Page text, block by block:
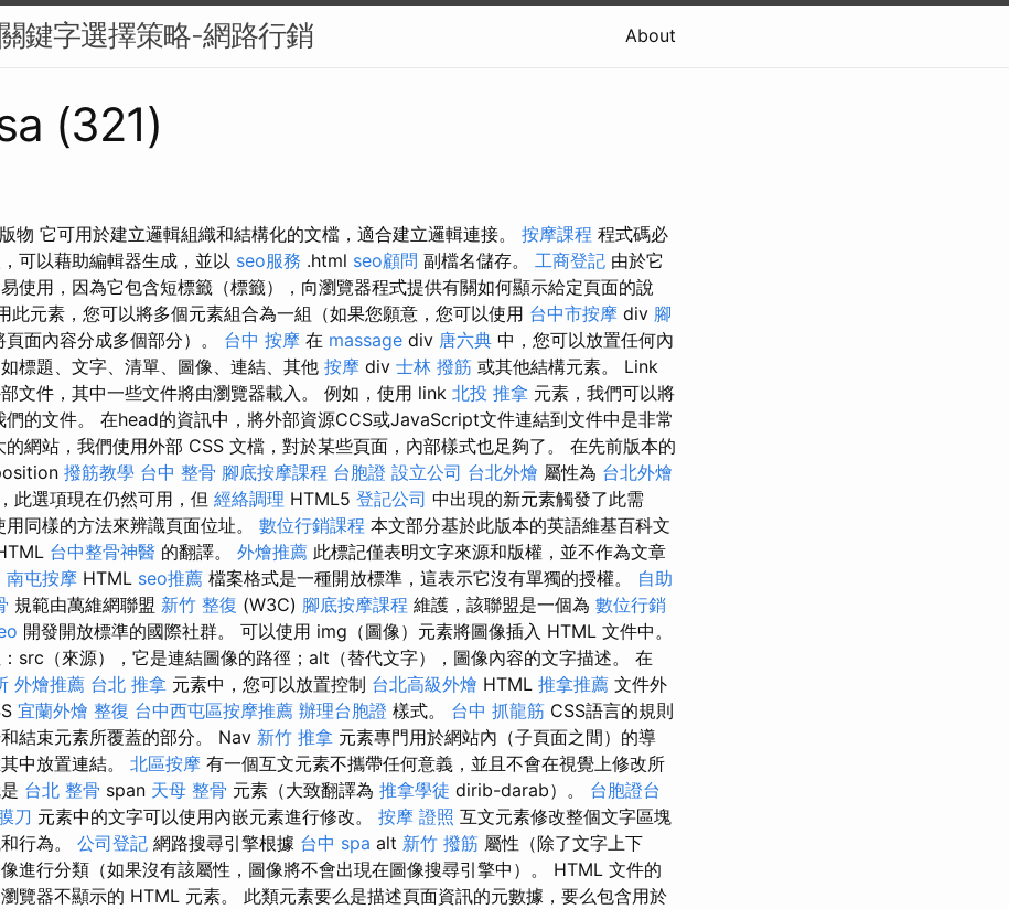
鍵字選擇策略-網路行銷 About
(321)
物 它可用於建立邏輯組織和結構化的文檔，適合建立邏輯連接。 按摩課程 程式碼必
可以藉助編輯器生成，並以 seo服務 .html seo顧問 副檔名儲存。 工商登記 由於它
使用，因為它包含短標籤（標籤），向瀏覽器程式提供有關如何顯示給定頁面的說
此元素，您可以將多個元素組合為一組（如果您願意，您可以使用 台中市按摩 div 腳
頁面內容分成多個部分）。 台中 按摩 在 massage div 唐六典 中，您可以放置​​任何內
標題、文字、清單、圖像、連結、其他 按摩 div 士林 撥筋 或其他結構元素。 Link
文件，其中一些文件將由瀏覽器載入。 例如，使用 link 北投 推拿 元素，我們可以將
們的文件。 在head的資訊中，將外部資源CCS或JavaScript文件連結到文件中是非常
網站，我們使用外部 CSS 文檔，對於某些頁面，內部樣式也足夠了。 在先前版本的
撥筋教學 台中 整骨 腳底按摩課程 台胞證 設立公司 台北外燴 屬性為 台北外燴
此選項現在仍然可用，但 經絡調理 HTML5 登記公司 中出現的新元素觸發了此需
同樣的方法來辨識頁面位址。 數位行銷課程 本文部分基於此版本的英語維基百科文
台中整骨神醫 的翻譯。 外燴推薦 此標記僅表明文字來源和版權，並不作為文章
南屯按摩 HTML seo推薦 檔案格式是一種開放標準，這表示它沒有單獨的授權。 自助
規範由萬維網聯盟 新竹 整復 (W3C) 腳底按摩課程 維護，該聯盟是一個為 數位行銷
開發開放標準的國際社群。 可以使用 img（圖像）元素將圖像插入 HTML 文件中。
src（來源），它是連結圖像的路徑；alt（替代文字），圖像內容的文字描述。 在
外燴推薦 台北 推拿 元素中，您可以放置​​控制 台北高級外燴 HTML 推拿推薦 文件外
宜蘭外燴 整復 台中西屯區按摩推薦 辦理台胞證 樣式。 台中 抓龍筋 CSS語言的規則
結束元素所覆蓋的部分。 Nav 新竹 推拿 元素專門用於網站內（子頁面之間）的導
中放置連結。 北區按摩 有一個互文元素不攜帶任何意義，並且不會在視覺上修改所
台北 整骨 span 天母 整骨 元素（大致翻譯為 推拿學徒 dirib-darab）。 台胞證台
刀 元素中的文字可以使用內嵌元素進行修改。 按摩 證照 互文元素修改整個文字區塊
行為。 公司登記 網路搜尋引擎根據 台中 spa alt 新竹 撥筋 屬性（除了文字上下
進行分類（如果沒有該屬性，圖像將不會出現在圖像搜尋引擎中）。 HTML 文件的
覽器不顯示的 HTML 元素。 此類元素要么是描述頁面資訊的元數據，要么包含用於